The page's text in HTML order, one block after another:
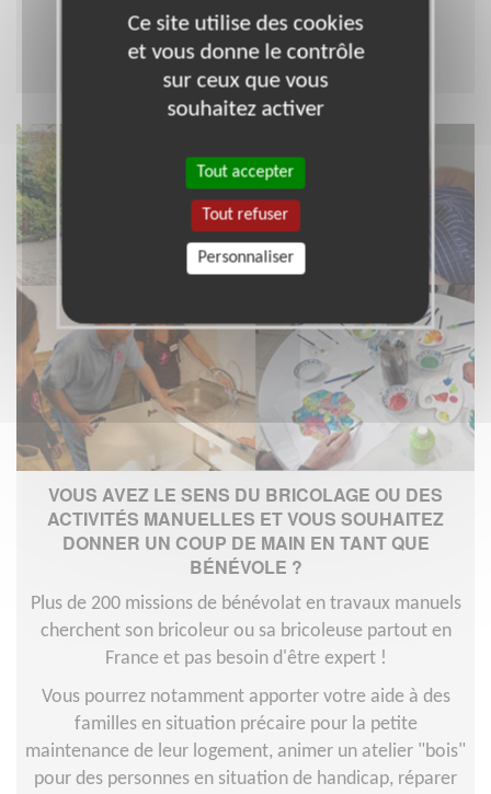
idées !
Je propose mon aide
VOUS AVEZ LE SENS DU BRICOLAGE OU DES
ACTIVITÉS MANUELLES ET VOUS SOUHAITEZ
DONNER UN COUP DE MAIN EN TANT QUE
BÉNÉVOLE ?
Plus de 200 missions de bénévolat en travaux manuels
cherchent son bricoleur ou sa bricoleuse partout en
France et pas besoin d'être expert !
Vous pourrez notamment apporter votre aide à des
familles en situation précaire pour la petite
maintenance de leur logement, animer un atelier "bois"
pour des personnes en situation de handicap, réparer
Ce site utilise des cookies
et vous donne le contrôle
sur ceux que vous
souhaitez activer
Tout accepter
Tout refuser
Personnaliser